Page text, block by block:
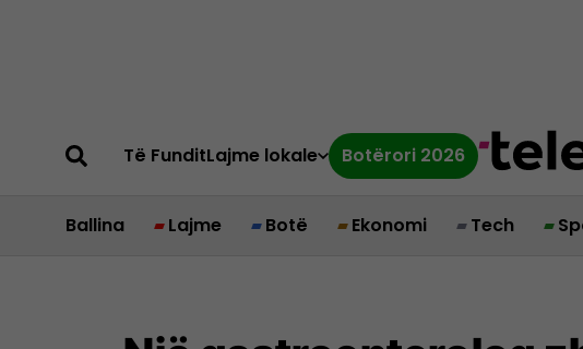
Të FunditLajme lokale Botërori 2026
Ballina Lajme Botë Ekonomi Tech